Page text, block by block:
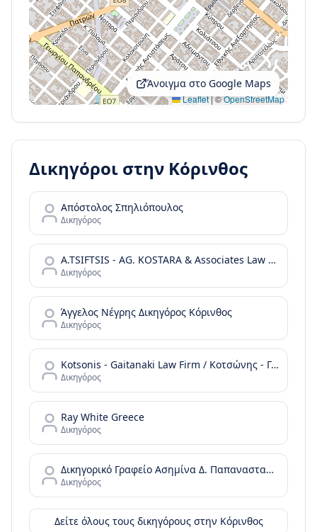
Leaflet|©OpenStreetMap
Άνοιγμα στο Google Maps
Δικηγόροι στην Κόρινθος
Απόστολος Σπηλιόπουλος
Δικηγόρος
A.TSIFTSIS - AG. KOSTARA & Associates Law Firm
Δικηγόρος
Άγγελος Νέγρης Δικηγόρος Κόρινθος
Δικηγόρος
Kotsonis - Gaitanaki Law Firm / Κοτσώνης - Γαϊτανάκη Δικηγορική Εταιρεία
Δικηγόρος
Ray White Greece
Δικηγόρος
Δικηγορικό Γραφείο Ασημίνα Δ. Παπαναστασίου | Κόρινθος
Δικηγόρος
Δείτε όλους τους δικηγόρους στην Κόρινθος